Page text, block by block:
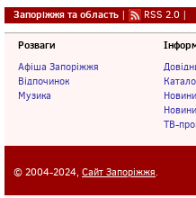
Запоріжжя та область | RSS 2.0 |
Розваги
Афіша Запоріжжя
Відпочинок
Музика
ТВ-
© 2004-2024, Сайт Запоріжжя.